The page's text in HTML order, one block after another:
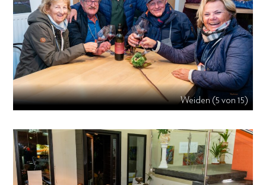
Weiden (5 von 15)